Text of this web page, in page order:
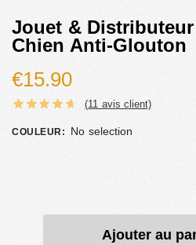
Jouet &
Chien Anti-Glouton
€15.90
(11 avis client)
COULEUR: No selection
Ajouter au